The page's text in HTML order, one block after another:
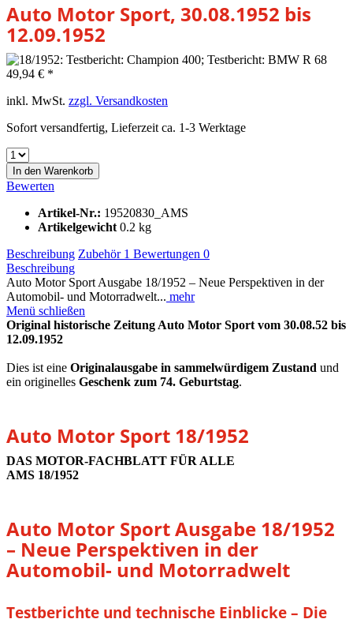
Auto Motor Sport, 30.08.1952 bis
12.09.1952
49,94 € *
inkl. MwSt. zzgl. Versandkosten
Sofort versandfertig, Lieferzeit ca. 1-3 Werktage
In den Warenkorb
Bewerten
Artikel-Nr.: 19520830_AMS
Artikelgewicht 0.2 kg
Beschreibung Zubehör 1 Bewertungen 0
Beschreibung
Auto Motor Sport Ausgabe 18/1952 – Neue Perspektiven in der
Automobil- und Motorradwelt... mehr
Menü schließen
Original historische Zeitung Auto Motor Sport vom 30.08.52 bis
12.09.1952
Dies ist eine Originalausgabe in sammelwürdigem Zustand und
ein originelles Geschenk zum 74. Geburtstag.
Auto Motor Sport 18/1952
DAS MOTOR-FACHBLATT FÜR ALLE
AMS 18/1952
Auto Motor Sport Ausgabe 18/1952
– Neue Perspektiven in der
Automobil- und Motorradwelt
Testberichte und technische Einblicke – Die